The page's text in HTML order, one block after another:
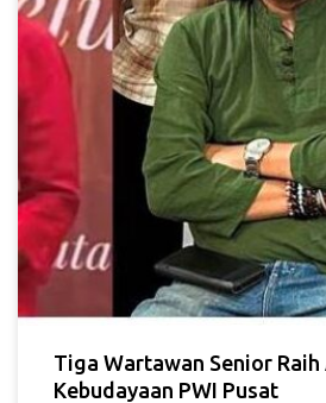
Tiga Wartawan Senior Raih
Kebudayaan PWI Pusat